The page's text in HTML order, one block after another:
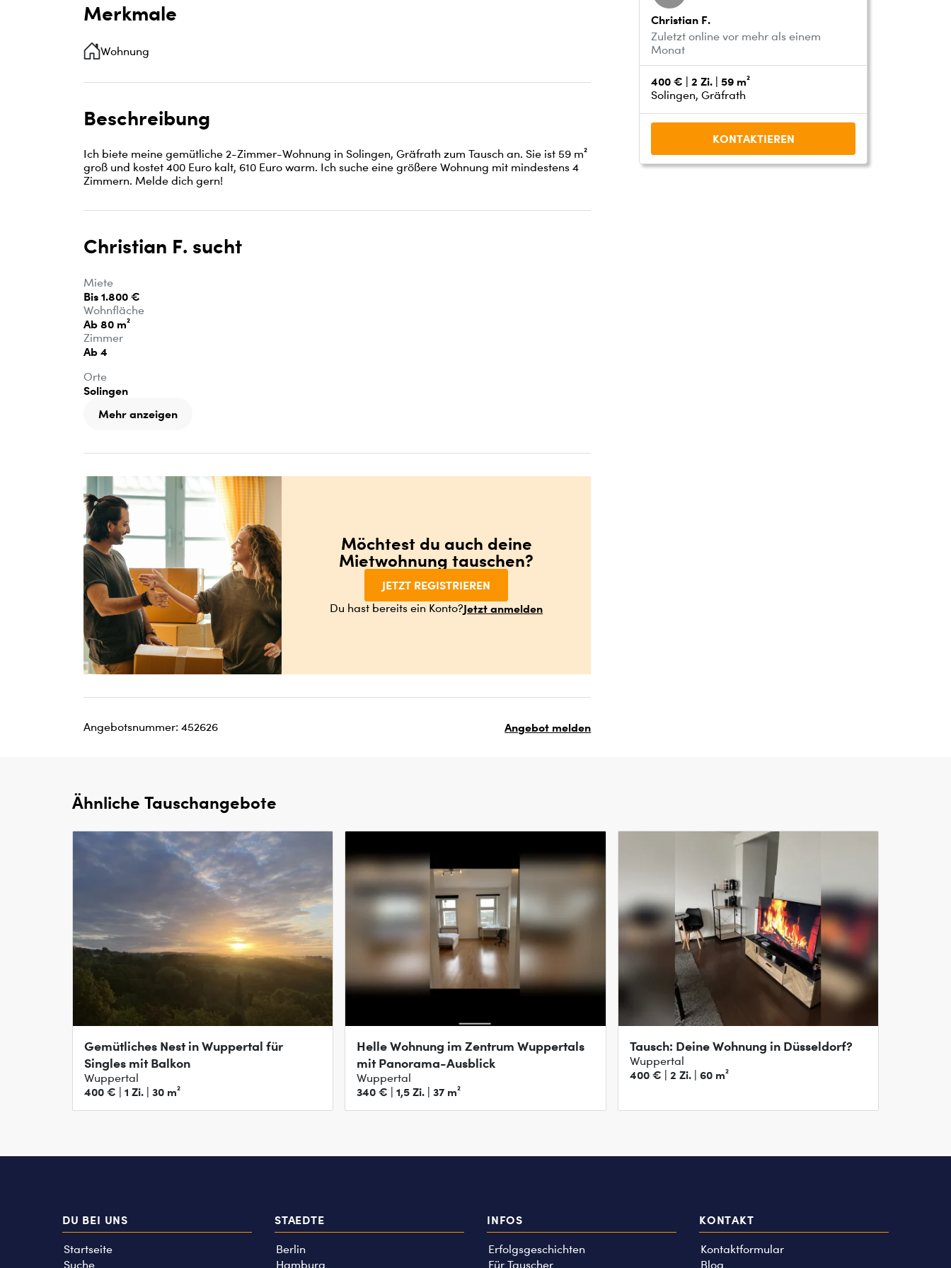
Merkmale
Wohnung
Beschreibung
Ich biete meine gemütliche 2-Zimmer-Wohnung in Solingen, Gräfrath zum Tausch an. Sie ist 59 m²
groß und kostet 400 Euro kalt, 610 Euro warm. Ich suche eine größere Wohnung mit mindestens 4
Zimmern. Melde dich gern!
Christian F. sucht
Miete
Bis 1.800 €
Wohnfläche
Ab 80 m²
Zimmer
Ab 4
Orte
Solingen
Mehr anzeigen
Möchtest du auch deine
Mietwohnung tauschen?
JETZT REGISTRIEREN
Du hast bereits ein Konto?Jetzt anmelden
Angebotsnummer: 452626 Angebot melden
Christian F.
Zuletzt online vor mehr als einem
Monat
400 € | 2 Zi. | 59 m²
Solingen, Gräfrath
KONTAKTIEREN
Ähnliche Tauschangebote
Gemütliches Nest in Wuppertal für
Singles mit Balkon
Wuppertal
400 € | 1 Zi. | 30 m²
Helle Wohnung im Zentrum Wuppertals
mit Panorama-Ausblick
Wuppertal
340 € | 1,5 Zi. | 37 m²
Tausch: Deine Wohnung in Düsseldorf?
Wuppertal
400 € | 2 Zi. | 60 m²
DU BEI UNS
Startseite
Suche
STAEDTE
Berlin
Hamburg
INFOS
Erfolgsgeschichten
Für Tauscher
KONTAKT
Kontaktformular
Blog